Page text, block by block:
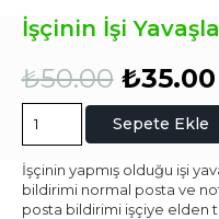
İşçinin İşi
₺50.00 Orijinal
fiyat:
₺50.00.
₺35.00
Yavaşlatması
adet
Sepete Ekle
İşçinin yapmış olduğu işi
bildirimi normal posta ve
posta bildirimi işçiye elden